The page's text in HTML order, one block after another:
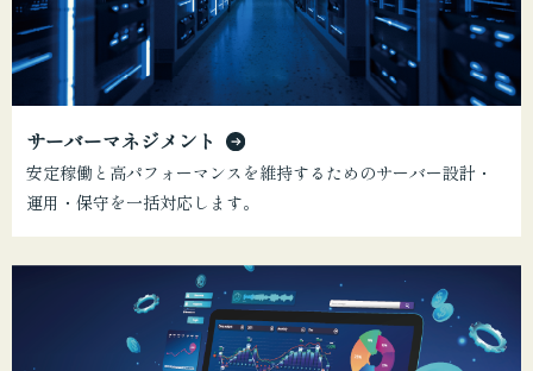
サーバーマネジメント
安定稼働と高パフォーマンスを維持するためのサーバー設計・
運用・保守を一括対応します。